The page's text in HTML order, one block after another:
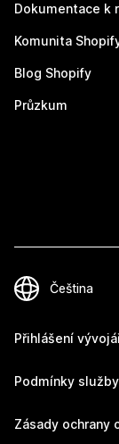
Dokumentace k
Komunita
Blog Shopify
Průzkum
Přihlášení
Podmínky služby
Zásady ochrany